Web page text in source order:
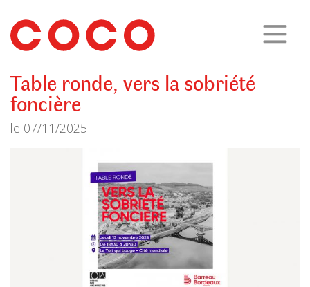
CoCo
Architecture
architecture,
urbanisme,
Table ronde, vers la sobriété
foncière
le 07/11/2025